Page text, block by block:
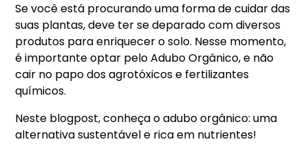
Se você está procurando uma forma de cuidar das
suas plantas, deve ter se deparado com diversos
produtos para enriquecer o solo. Nesse momento,
é importante optar pelo Adubo Orgânico, e não
cair no papo dos agrotóxicos e fertilizantes
químicos.
Neste blogpost, conheça o adubo orgânico: uma
alternativa sustentável e rica em nutrientes!